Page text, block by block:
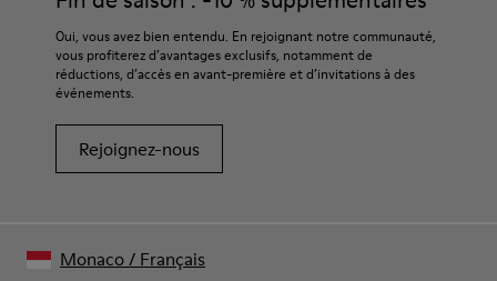
Oui, vous avez bien entendu. En rejoignant notre communauté,
vous profiterez d’avantages exclusifs, notamment de
réductions, d’accès en avant-première et d’invitations à des
événements.
Rejoignez-nous
Monaco/ Français